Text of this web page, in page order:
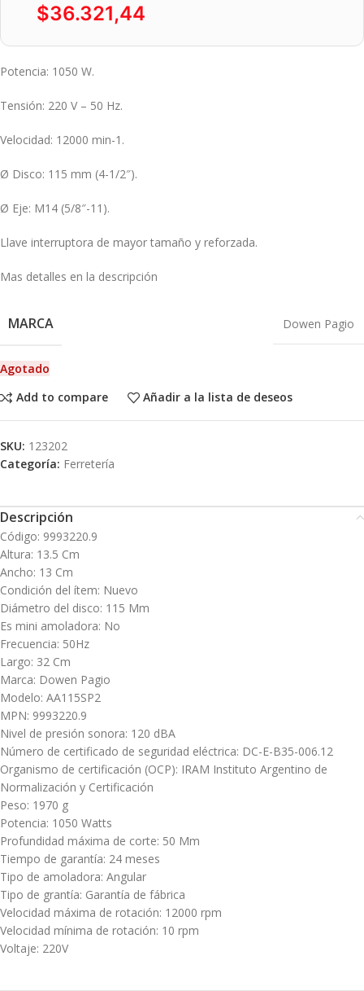
$36.321,44
Potencia: 1050 W.
Tensión: 220 V – 50 Hz.
Velocidad: 12000 min-1.
Ø Disco: 115 mm (4-1/2″).
Ø Eje: M14 (5/8″-11).
Llave interruptora de mayor tamaño y reforzada.
Mas detalles en la descripción
MARCA Dowen Pagio
Agotado
Add to compare
Añadir a la lista de deseos
SKU: 123202
Categoría: Ferretería
Descripción
Código: 9993220.9
Altura: 13.5 Cm
Ancho: 13 Cm
Condición del ítem: Nuevo
Diámetro del disco: 115 Mm
Es mini amoladora: No
Frecuencia: 50Hz
Largo: 32 Cm
Marca: Dowen Pagio
Modelo: AA115SP2
MPN: 9993220.9
Nivel de presión sonora: 120 dBA
Número de certificado de seguridad eléctrica: DC-E-B35-006.12
Organismo de certificación (OCP): IRAM Instituto Argentino de
Normalización y Certificación
Peso: 1970 g
Potencia: 1050 Watts
Profundidad máxima de corte: 50 Mm
Tiempo de garantía: 24 meses
Tipo de amoladora: Angular
Tipo de grantía: Garantía de fábrica
Velocidad máxima de rotación: 12000 rpm
Velocidad mínima de rotación: 10 rpm
Voltaje: 220V